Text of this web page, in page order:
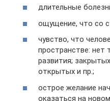
длительные
ощущение, что со
чувство, что
пространстве: нет
развития;
открытых и пр.;
острое желание
оказаться на